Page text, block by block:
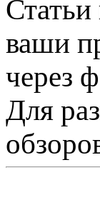
ваши
через
Для